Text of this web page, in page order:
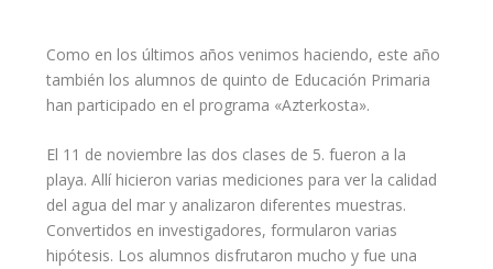
Como en los últimos años venimos haciendo, este año
también los alumnos de quinto de Educación Primaria
han participado en el programa «Azterkosta».
El 11 de noviembre las dos clases de 5. fueron a la
playa. Allí hicieron varias mediciones para ver la calidad
del agua del mar y analizaron diferentes muestras.
Convertidos en investigadores, formularon varias
hipótesis. Los alumnos disfrutaron mucho y fue una